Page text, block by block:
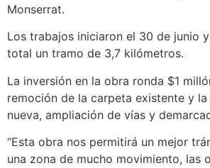
Monserrat.
Los trabajos iniciaron el 30 de junio
total un tramo de 3,7 kilómetros.
La inversión en la obra ronda $1
remoción de la carpeta existente y
nueva, ampliación de vías y
“Esta obra nos permitirá un mejor
una zona de mucho movimiento, las